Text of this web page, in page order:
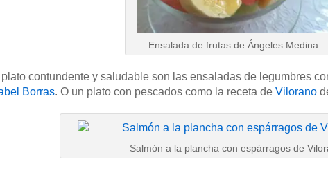
Ensalada de frutas de Ángeles Medina
contundente y saludable son las ensaladas de legumbres
Borras. O un plato con pescados como la receta de Vilorano
Salmón a la plancha con espárragos de